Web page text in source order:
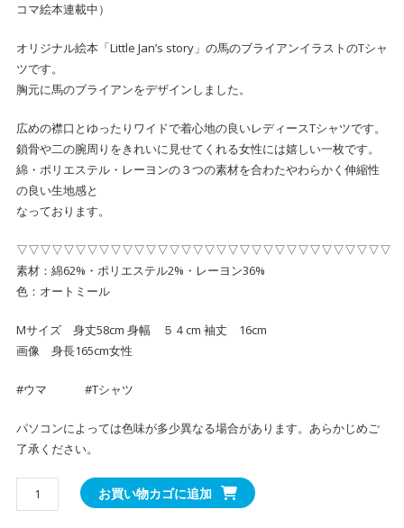
コマ絵本連載中）
オリジナル絵本「Little Jan’s story」の馬のブライアンイラストのTシャ
ツです。
胸元に馬のブライアンをデザインしました。
広めの襟口とゆったりワイドで着心地の良いレディースTシャツです。
鎖骨や二の腕周りをきれいに見せてくれる女性には嬉しい一枚です。
綿・ポリエステル・レーヨンの３つの素材を合わたやわらかく伸縮性
の良い生地感と
なっております。
▽▽▽▽▽▽▽▽▽▽▽▽▽▽▽▽▽▽▽▽▽▽▽▽▽▽▽▽▽▽▽▽
素材：綿62%・ポリエステル2%・レーヨン36%
色：オートミール
Mサイズ 身丈58cm 身幅 ５４cm 袖丈 16cm
画像 身長165cm女性
#ウマ #Tシャツ
パソコンによっては色味が多少異なる場合があります。あらかじめご
了承ください。
わ
お買い物カゴに追加